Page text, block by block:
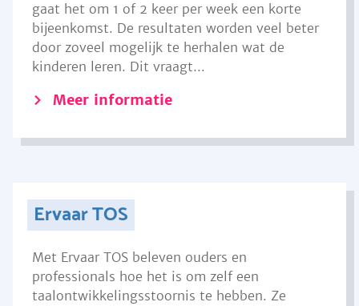
gaat het om 1 of 2 keer per week een korte
bijeenkomst. De resultaten worden veel beter
door zoveel mogelijk te herhalen wat de
kinderen leren. Dit vraagt...
Meer informatie
Ervaar TOS
Met Ervaar TOS beleven ouders en
professionals hoe het is om zelf een
taalontwikkelingsstoornis te hebben. Ze